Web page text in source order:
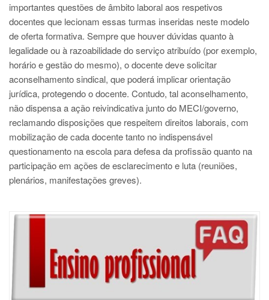
importantes questões de âmbito laboral aos respetivos
docentes que lecionam essas turmas inseridas neste modelo
de oferta formativa. Sempre que houver dúvidas quanto à
legalidade ou à razoabilidade do serviço atribuído (por exemplo,
horário e gestão do mesmo), o docente deve solicitar
aconselhamento sindical, que poderá implicar orientação
jurídica, protegendo o docente. Contudo, tal aconselhamento,
não dispensa a ação reivindicativa junto do MECI/governo,
reclamando disposições que respeitem direitos laborais, com
mobilização de cada docente tanto no indispensável
questionamento na escola para defesa da profissão quanto na
participação em ações de esclarecimento e luta (reuniões,
plenários, manifestações greves).